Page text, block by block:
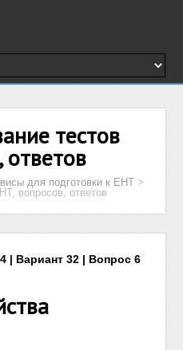
тестов
ответов
для подготовки к ЕНТ >
вопросов, ответов
| Вариант 32 | Вопрос 6